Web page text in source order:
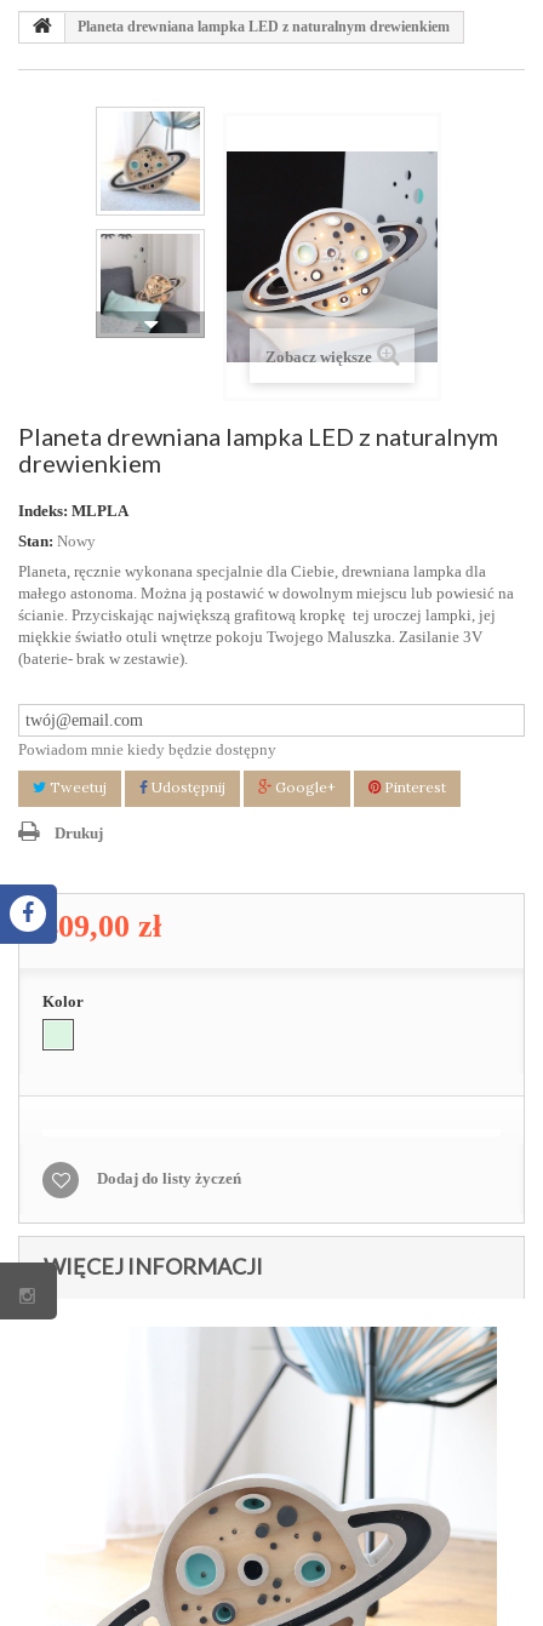
Planeta drewniana lampka LED z naturalnym drewienkiem
Zobacz większe
Planeta drewniana lampka LED z naturalnym
drewienkiem
Indeks: MLPLA
Stan: Nowy
Planeta, ręcznie wykonana specjalnie dla Ciebie, drewniana lampka dla
małego astonoma. Można ją postawić w dowolnym miejscu lub powiesić na
ścianie. Przyciskając największą grafitową kropkę tej uroczej lampki, jej
miękkie światło otuli wnętrze pokoju Twojego Maluszka. Zasilanie 3V
(baterie- brak w zestawie).
Powiadom mnie kiedy będzie dostępny
Tweetuj Udostępnij Google+ Pinterest
Drukuj
409,00 zł
Kolor
Dodaj do listy życzeń
WIĘCEJ INFORMACJI